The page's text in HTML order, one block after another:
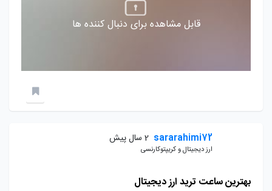
قابل مشاهده برای دنبال کننده ها
sararahimi72 2 سال پیش
ارز دیجیتال و کریپتوکارنسی
بهترین ساعت ترید ارز دیجیتال